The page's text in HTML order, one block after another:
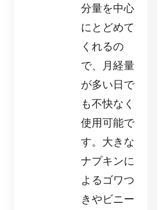
分量を中心
にとどめて
くれるの
で、月経量
が多い日で
も不快なく
使用可能で
す。大きな
ナプキンに
よるゴワつ
きやビニー